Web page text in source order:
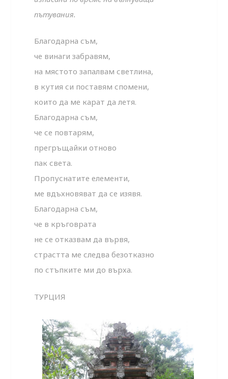
пътувания.
Благодарна съм,
че винаги забравям,
на мястото запалвам светлина,
в кутия си поставям спомени,
които да ме карат да летя.
Благодарна съм,
че се повтарям,
прегръщайки отново
пак света.
Пропуснатите елементи,
ме вдъхновяват да се изявя.
Благодарна съм,
че в кръговрата
не се отказвам да вървя,
страстта ме следва безотказно
по стъпките ми до върха.
ТУРЦИЯ